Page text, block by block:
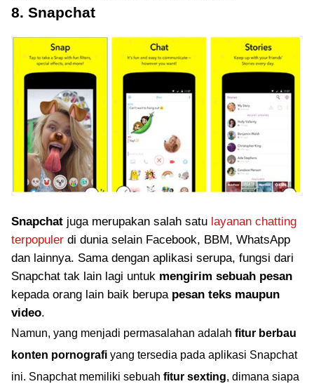
8. Snapchat
Snapchat juga merupakan salah satu layanan chatting
terpopuler di dunia selain Facebook, BBM, WhatsApp
dan lainnya. Sama dengan aplikasi serupa, fungsi dari
Snapchat tak lain lagi untuk mengirim sebuah pesan
kepada orang lain baik berupa pesan teks maupun
video.
Namun, yang menjadi permasalahan adalah fitur berbau
konten pornografi yang tersedia pada aplikasi Snapchat
ini. Snapchat memiliki sebuah fitur sexting, dimana siapa